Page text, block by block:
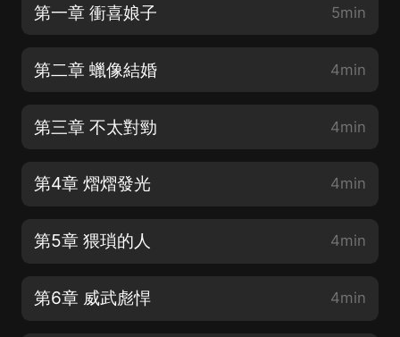
第一章 衝喜娘子 5min
第二章 蠟像結婚 4min
第三章 不太對勁 4min
第4章 熠熠發光 4min
第5章 猥瑣的人 4min
第6章 威武彪悍 4min